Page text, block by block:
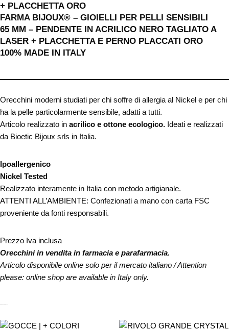
+ PLACCHETTA ORO
FARMA BIJOUX® – GIOIELLI PER PELLI SENSIBILI
65 MM – PENDENTE IN ACRILICO NERO TAGLIATO A
LASER + PLACCHETTA E PERNO PLACCATI ORO
100% MADE IN ITALY
Orecchini moderni studiati per chi soffre di allergia al Nickel e per chi
ha la pelle particolarmente sensibile, adatti a tutti.
Articolo realizzato in acrilico e ottone ecologico. Ideati e realizzati
da Bioetic Bijoux srls in Italia.
Ipoallergenico
Nickel Tested
Realizzato interamente in Italia con metodo artigianale.
ATTENTI ALL’AMBIENTE: Confezionati a mano con carta FSC
proveniente da fonti responsabili.
Prezzo Iva inclusa
Orecchini in vendita in farmacia e parafarmacia.
Articolo disponibile online solo per il mercato italiano / Attention
please: online shop are available in Italy only.